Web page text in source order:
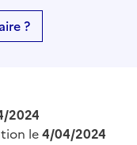
?
2024
le4/04/2024